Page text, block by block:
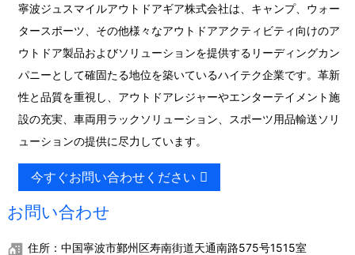
寧波ジュスマイルアウトドアギア株式会社は、キャンプ、ウォー
タースポーツ、その他様々なアウトドアアクティビティ向けのア
ウトドア製品およびソリューションを提供するリーディングカン
パニーとして確固たる地位を築いているハイテク企業です。革新
性と品質を重視し、アウトドアレジャーやエンターテイメント施
設の充実、車両用ラックソリューション、スポーツ用品輸送ソリ
ューションの提供に尽力しています。
今すぐお問い合わせください
お問い合わせ
住所：中国寧波市鄞州区寿南街道天通南路575号1515室